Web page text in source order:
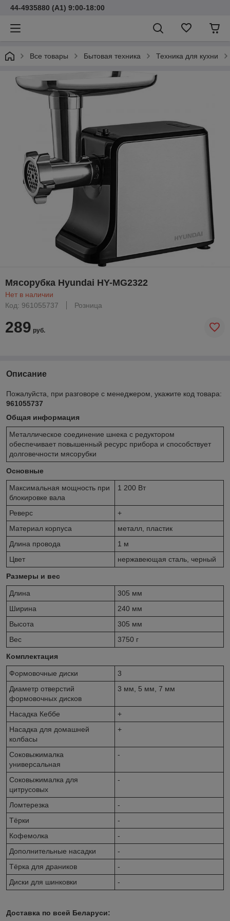
44-4935880 (A1) 9:00-18:00
Все товары Бытовая техника Техника для кухни
Мясорубка Hyundai HY-MG2322
Нет в наличии
Код: 961055737
Розница
289 руб.
Описание
Пожалуйста, при разговоре с менеджером, укажите код товара:
961055737
Общая информация
Металлическое соединение шнека с редуктором
обеспечивает повышенный ресурс прибора и способствует
долговечности мясорубки
Основные
Максимальная мощность при
блокировке вала
1 200 Вт
Реверс
+
Материал корпуса
металл, пластик
Длина провода
1 м
Цвет
нержавеющая сталь, черный
Размеры и вес
Длина
305 мм
Ширина
240 мм
Высота
305 мм
Вес
3750 г
Комплектация
Формовочные диски
3
Диаметр отверстий
формовочных дисков
3 мм, 5 мм, 7 мм
Насадка Кеббе
+
Насадка для домашней
колбасы
+
Соковыжималка
универсальная
-
Соковыжималка для
цитрусовых
-
Ломтерезка
-
Тёрки
-
Кофемолка
-
Дополнительные насадки
-
Тёрка для драников
-
Диски для шинковки
-
Доставка по всей Беларуси: